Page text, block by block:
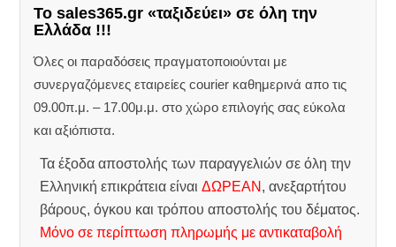
Το sales365.gr «ταξιδεύει» σε όλη την
Ελλάδα !!!
Όλες οι παραδόσεις πραγματοποιούνται με
συνεργαζόμενες εταιρείες courier καθημερινά απο τις
09.00π.μ. – 17.00μ.μ. στο χώρο επιλογής σας εύκολα
και αξιόπιστα.
Τα έξοδα αποστολής των παραγγελιών σε όλη την
Ελληνική επικράτεια είναιΔΩΡΕΑΝ , ανεξαρτήτου
βάρους, όγκου και τρόπου αποστολής του δέματος.
Μόνο σε περίπτωση πληρωμής με αντικαταβολή